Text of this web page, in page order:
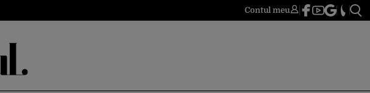
Contul meu